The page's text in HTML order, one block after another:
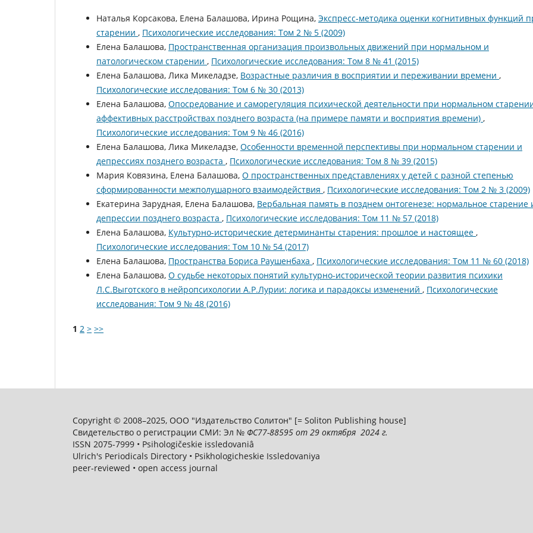
Наталья Корсакова, Елена Балашова, Ирина Рощина, Экспресс-методика оценки когнитивных функций
старении , Психологические исследования: Том 2 № 5 (2009)
Елена Балашова, Пространственная организация произвольных движений при нормальном и
патологическом старении , Психологические исследования: Том 8 № 41 (2015)
Елена Балашова, Лика Микеладзе, Возрастные различия в восприятии и переживании времени ,
Психологические исследования: Том 6 № 30 (2013)
Елена Балашова, Опосредование и саморегуляция психической деятельности при нормальном
аффективных расстройствах позднего возраста (на примере памяти и восприятия времени) ,
Психологические исследования: Том 9 № 46 (2016)
Елена Балашова, Лика Микеладзе, Особенности временной перспективы при нормальном старении и
депрессиях позднего возраста , Психологические исследования: Том 8 № 39 (2015)
Мария Ковязина, Елена Балашова, О пространственных представлениях у детей с разной степенью
сформированности межполушарного взаимодействия , Психологические исследования: Том 2 № 3 (2009)
Екатерина Зарудная, Елена Балашова, Вербальная память в позднем онтогенезе: нормальное старение
депрессии позднего возраста , Психологические исследования: Том 11 № 57 (2018)
Елена Балашова, Культурно-исторические детерминанты старения: прошлое и настоящее ,
Психологические исследования: Том 10 № 54 (2017)
Елена Балашова, Пространства Бориса Раушенбаха , Психологические исследования: Том 11 № 60 (2018)
Елена Балашова, О судьбе некоторых понятий культурно-исторической теории развития психики
Л.С.Выготского в нейропсихологии А.Р.Лурии: логика и парадоксы изменений , Психологические
исследования: Том 9 № 48 (2016)
1 2 > >>
Copyright © 2008–2025, ООО "Издательство Солитон" [= Soliton Publishing house]
Свидетельство о регистрации СМИ: Эл № ФС77-88595 от 29 октября 2024 г.
ISSN 2075-7999 • Psihologičeskie issledovaniâ
Ulrich's Periodicals Directory • Psikhologicheskie Issledovaniya
peer-reviewed • open access journal